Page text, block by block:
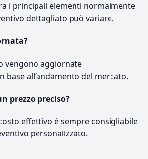
i principali elementi normalmente
dettagliato può variare.
vengono aggiornate
base all’andamento del mercato.
prezzo preciso?
effettivo è sempre consigliabile
personalizzato.